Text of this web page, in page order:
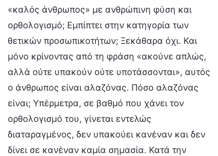
«καλός άνθρωπος» με ανθρώπινη φύση και
ορθολογισμό; Εμπίπτει στην κατηγορία των
θετικών προσωπικοτήτων; Ξεκάθαρα όχι. Και
μόνο κρίνοντας από τη φράση «ακούνε απλώς,
αλλά ούτε υπακούν ούτε υποτάσσονται», αυτός
ο άνθρωπος είναι αλαζόνας. Πόσο αλαζόνας
είναι; Υπέρμετρα, σε βαθμό που χάνει τον
ορθολογισμό του, γίνεται εντελώς
διαταραγμένος, δεν υπακούει κανέναν και δεν
δίνει σε κανέναν καμία σημασία. Κατά την